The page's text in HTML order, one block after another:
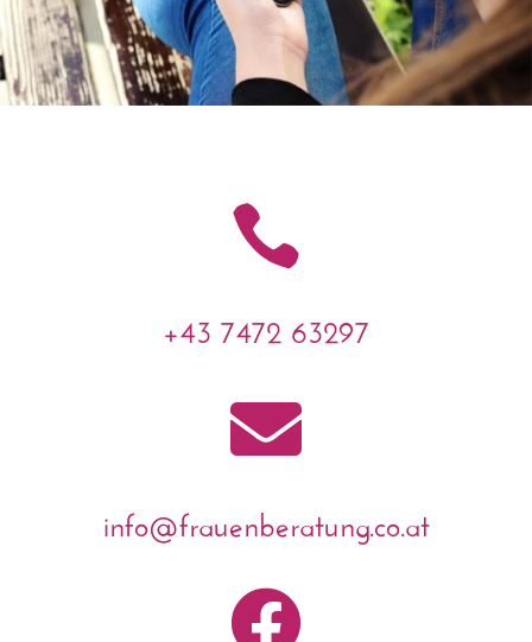

+43 7472 63297

info@frauenberatung.co.at
